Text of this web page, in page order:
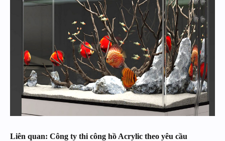
Liên quan: Công ty thi công hồ Acrylic theo yêu cầu